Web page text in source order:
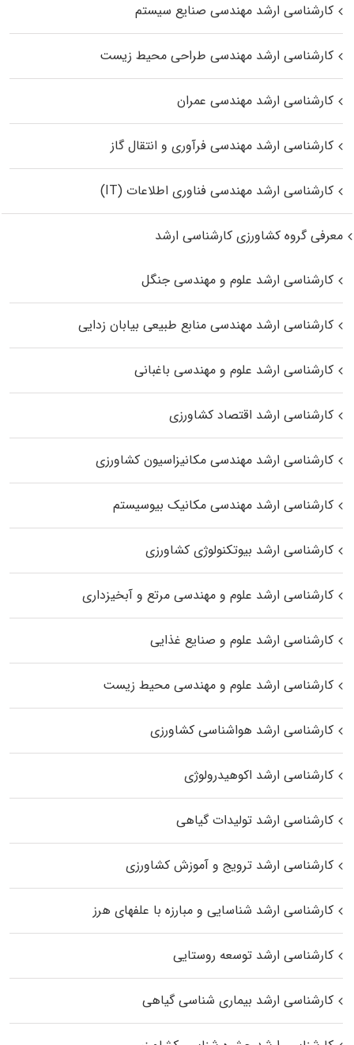
کارشناسی ارشد مهندسی صنایع سیستم
کارشناسی ارشد مهندسی طراحی محیط زیست
کارشناسی ارشد مهندسی عمران
کارشناسی ارشد مهندسی فرآوری و انتقال گاز
کارشناسی ارشد مهندسی فناوری اطلاعات (IT)
معرفی گروه کشاورزی کارشناسی ارشد
کارشناسی ارشد علوم و مهندسی جنگل
کارشناسی ارشد مهندسی منابع طبیعی بیابان زدایی
کارشناسی ارشد علوم و مهندسی باغبانی
کارشناسی ارشد اقتصاد کشاورزی
کارشناسی ارشد مهندسی مکانیزاسیون کشاورزی
کارشناسی ارشد مهندسی مکانیک بیوسیستم
کارشناسی ارشد بیوتکنولوژی کشاورزی
کارشناسی ارشد علوم و مهندسی مرتع و آبخیزداری
کارشناسی ارشد علوم و صنایع غذایی
کارشناسی ارشد علوم و مهندسی محیط زیست
کارشناسی ارشد هواشناسی کشاورزی
کارشناسی ارشد اکوهیدرولوژی
کارشناسی ارشد تولیدات گیاهی
کارشناسی ارشد ترویج و آموزش کشاورزی
کارشناسی ارشد شناسایی و مبارزه با علفهای هرز
کارشناسی ارشد توسعه روستایی
کارشناسی ارشد بیماری‌ شناسی گیاهی